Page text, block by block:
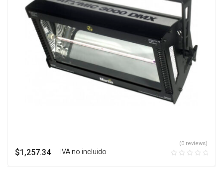
$1,257.34 ‎ ‎ ‎ IVA no incluido
(0 reviews)